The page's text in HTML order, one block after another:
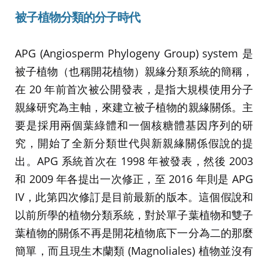
被子植物分類的分子時代
APG (Angiosperm Phylogeny Group) system 是
被子植物（也稱開花植物）親緣分類系統的簡稱，
在 20 年前首次被公開發表，是指大規模使用分子
親緣研究為主軸，來建立被子植物的親緣關係。主
要是採用兩個葉綠體和一個核糖體基因序列的研
究，開始了全新分類世代與新親緣關係假說的提
出。APG 系統首次在 1998 年被發表，然後 2003
和 2009 年各提出一次修正，至 2016 年則是 APG
IV，此第四次修訂是目前最新的版本。這個假說和
以前所學的植物分類系統，對於單子葉植物和雙子
葉植物的關係不再是開花植物底下一分為二的那麼
簡單，而且現生木蘭類 (Magnoliales) 植物並沒有